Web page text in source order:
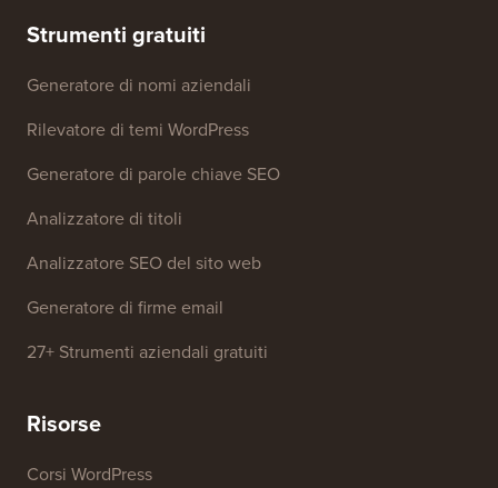
Strumenti gratuiti
Generatore di nomi aziendali
Rilevatore di temi WordPress
Generatore di parole chiave SEO
Analizzatore di titoli
Analizzatore SEO del sito web
Generatore di firme email
27+ Strumenti aziendali gratuiti
Risorse
Corsi WordPress